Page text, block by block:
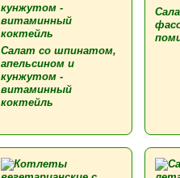
Салат со шпинатом,
апельсином и
кунжутом -
витаминный
коктейль